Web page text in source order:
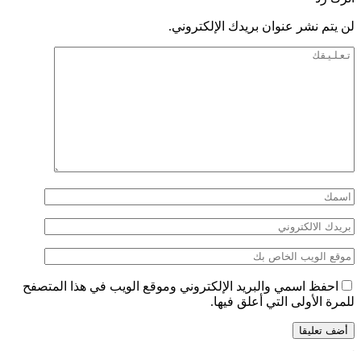
لن يتم نشر عنوان بريدك الإلكتروني.
احفظ اسمي والبريد الإلكتروني وموقع الويب في هذا المتصفح
للمرة الأولى التي أعلق فيها.